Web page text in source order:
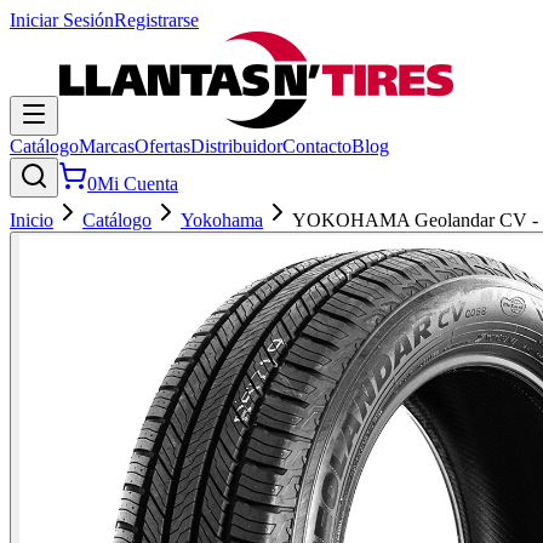
Iniciar SesiónRegistrarse
CatálogoMarcasOfertasDistribuidorContactoBlog
0Mi Cuenta
Inicio
Catálogo Yokohama YOKOHAMA Geolandar CV -